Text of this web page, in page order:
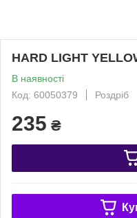
HARD LIGHT
В наявності
Код: 60050379
Роздріб
235 ₴